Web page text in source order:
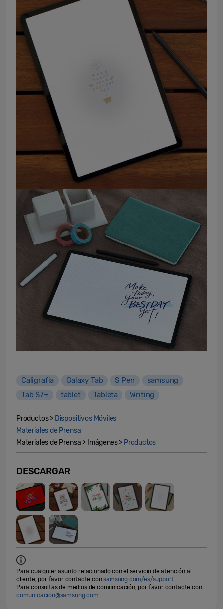
Caligrafia Galaxy Tab S Pen
samsung
Tab S7+
tablet Tableta Writing
Productos > Dispositivos Móviles
Materiales de Prensa
Materiales de Prensa > Imágenes > Productos
DESCARGAR
Para cualquier asunto relacionado con el servicio de atención al
cliente, por favor contacte consamsung.com/es/support.
Para consultas de medios de comunicación, por favor contacte con
comunicacion@samsung.com.